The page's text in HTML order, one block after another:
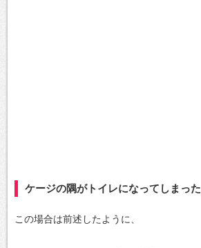
ケージの隅がトイレになってしまった
この場合は前述したように、